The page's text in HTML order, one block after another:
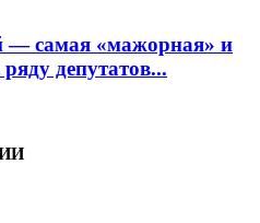
— самая «мажорная» и
депутатов...